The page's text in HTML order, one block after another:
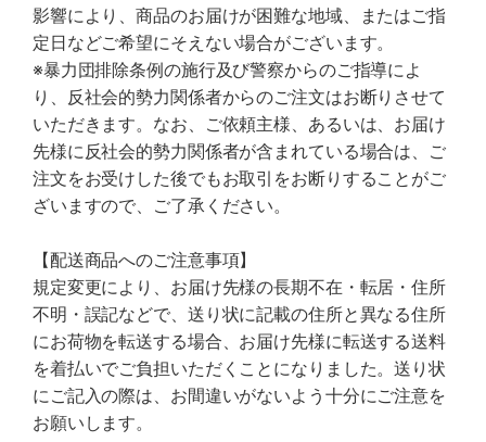
影響により、商品のお届けが困難な地域、またはご指
定日などご希望にそえない場合がございます。
※暴力団排除条例の施行及び警察からのご指導によ
り、反社会的勢力関係者からのご注文はお断りさせて
いただきます。なお、ご依頼主様、あるいは、お届け
先様に反社会的勢力関係者が含まれている場合は、ご
注文をお受けした後でもお取引をお断りすることがご
ざいますので、ご了承ください。
【配送商品へのご注意事項】
規定変更により、お届け先様の長期不在・転居・住所
不明・誤記などで、送り状に記載の住所と異なる住所
にお荷物を転送する場合、お届け先様に転送する送料
を着払いでご負担いただくことになりました。送り状
にご記入の際は、お間違いがないよう十分にご注意を
お願いします。